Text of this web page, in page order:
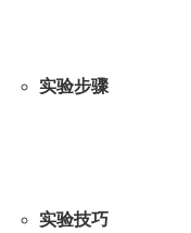
实验步骤
实验技巧